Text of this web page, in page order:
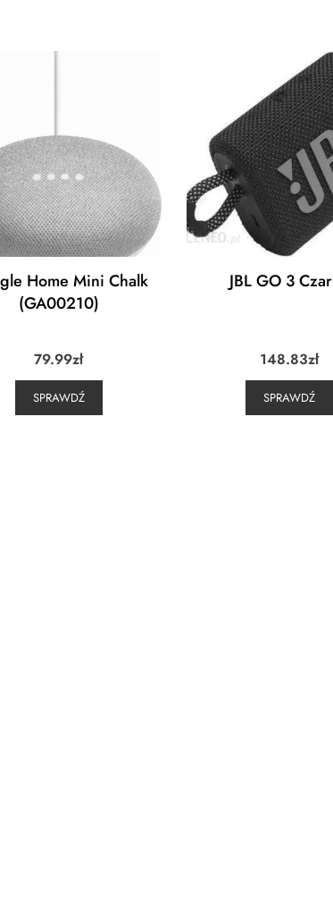
Home Mini Chalk
(GA00210)
79.99zł
SPRAWDŹ
JBL GO 3
148.83zł
SPRAWDŹ